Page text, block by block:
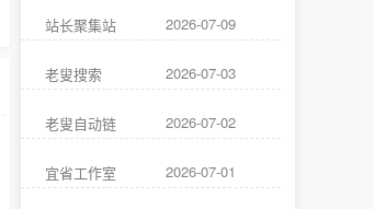
站长聚集站 2026-07-09
老叟搜索 2026-07-03
老叟自动链 2026-07-02
宜省工作室 2026-07-01